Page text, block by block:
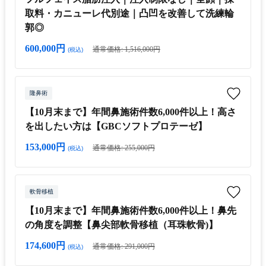
取料・カニューレ代別途｜凸凹を改善して洗練輪
郭◎
600,000円 (税込) 通常価格: 1,516,000円
隆鼻術
【10月末まで】年間鼻施術件数6,000件以上！高さ
を出したい方は【GBCソフトプロテーゼ】
153,000円 (税込) 通常価格: 255,000円
軟骨移植
【10月末まで】年間鼻施術件数6,000件以上！鼻先
の角度を調整【鼻尖部軟骨移植（耳珠軟骨)】
174,600円 (税込) 通常価格: 291,000円